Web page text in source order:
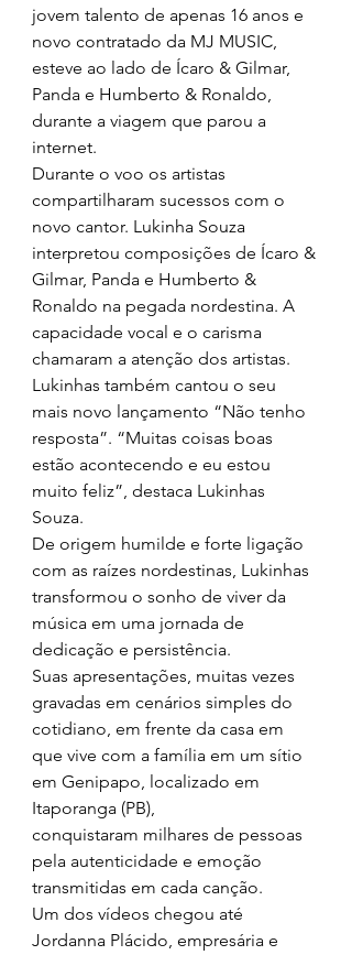
jovem talento de apenas 16 anos e
novo contratado da MJ MUSIC,
esteve ao lado de Ícaro & Gilmar,
Panda e Humberto & Ronaldo,
durante a viagem que parou a
internet.
Durante o voo os artistas
compartilharam sucessos com o
novo cantor. Lukinha Souza
interpretou composições de Ícaro &
Gilmar, Panda e Humberto &
Ronaldo na pegada nordestina. A
capacidade vocal e o carisma
chamaram a atenção dos artistas.
Lukinhas também cantou o seu
mais novo lançamento “Não tenho
resposta”. “Muitas coisas boas
estão acontecendo e eu estou
muito feliz”, destaca Lukinhas
Souza.
De origem humilde e forte ligação
com as raízes nordestinas, Lukinhas
transformou o sonho de viver da
música em uma jornada de
dedicação e persistência.
Suas apresentações, muitas vezes
gravadas em cenários simples do
cotidiano, em frente da casa em
que vive com a família em um sítio
em Genipapo, localizado em
Itaporanga (PB),
conquistaram milhares de pessoas
pela autenticidade e emoção
transmitidas em cada canção.
Um dos vídeos chegou até
Jordanna Plácido, empresária e